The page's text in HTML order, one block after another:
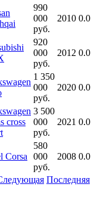
990
000
руб.
2010 0.0
920
000
руб.
2012 0.0
1 350
000
руб.
2020 0.0
cross
3 500
000
руб.
2021 0.0
Corsa
580
000
руб.
2008 0.0
Последняя